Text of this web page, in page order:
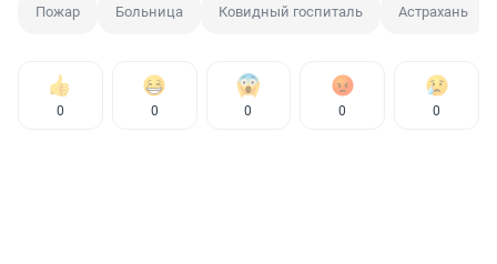
Пожар Больница Ковидный госпиталь Астрахань
0 0 0 0 0